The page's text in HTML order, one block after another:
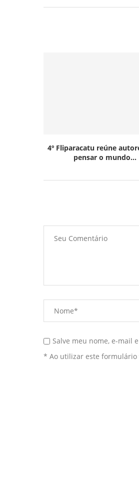
4º Fliparacatu reúne
pensar o mundo...
Salve meu nome, e-mail
* Ao utilizar este formulário